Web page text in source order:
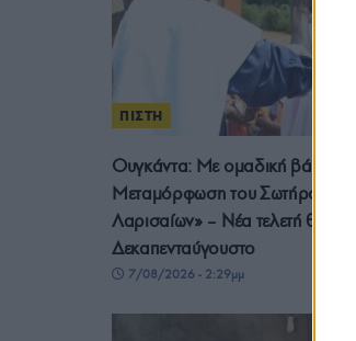
ΠΙΣΤΗ
Ουγκάντα: Με ομαδική βάπτιση
Μεταμόρφωση του Σωτήρος στο
Λαρισαίων» – Νέα τελετή θα γίνει
Δεκαπενταύγουστο
7/08/2026 - 2:29μμ